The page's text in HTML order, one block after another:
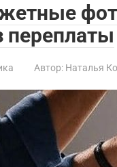
переплаты
Автор: Наталья